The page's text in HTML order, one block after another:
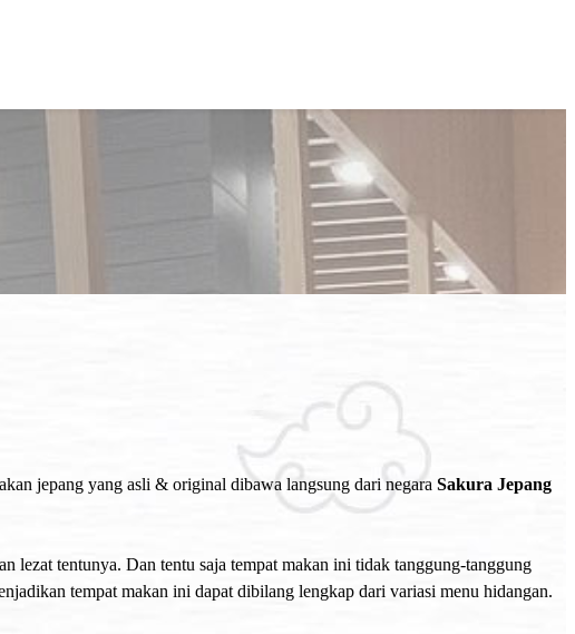
jepang yang asli & original dibawa langsung dari negara Sakura Jepang
lezat tentunya. Dan tentu saja tempat makan ini tidak tanggung-tanggung
tempat makan ini dapat dibilang lengkap dari variasi menu hidangan.